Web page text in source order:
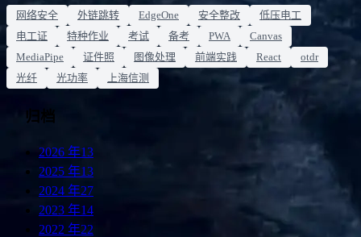
网络安全 外链跳转 EdgeOne 安全整改
低压电工
电工证
特种作业 考试 备考 PWA
Canvas
MediaPipe
证件照 图像处理 前端实践 React
otdr
光纤
光功率 上海信测
归档
2026 年13
2025 年13
2024 年27
2023 年14
2022 年22